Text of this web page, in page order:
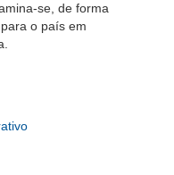
se, de forma
o país em